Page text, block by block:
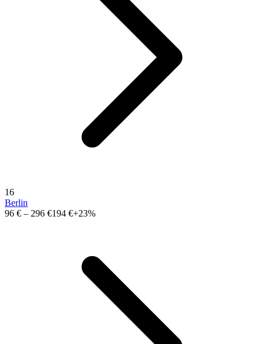
16
Berlin
96 € – 296 €194 €+23%